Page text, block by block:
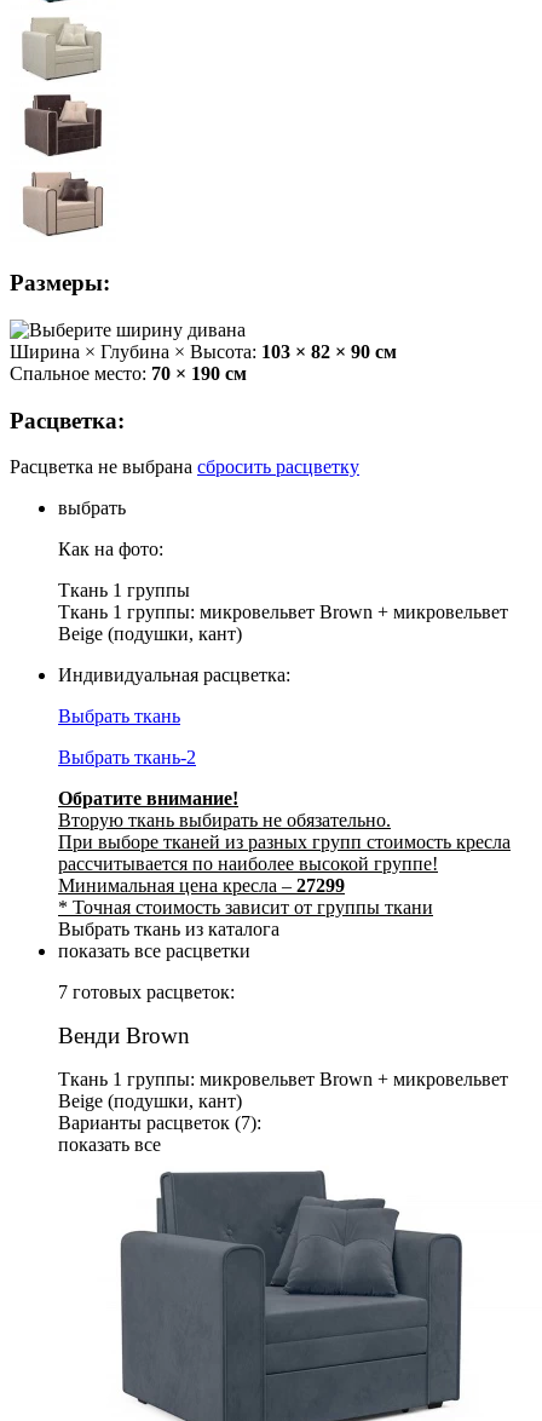
Размеры:
Ширина × Глубина × Высота: 103 × 82 × 90 см
Спальное место: 70 × 190 см
Расцветка:
Расцветка не выбрана сбросить расцветку
выбрать
Как на фото:
Ткань 1 группы
Ткань 1 группы: микровельвет Brown + микровельвет
Beige (подушки, кант)
Индивидуальная расцветка:
Выбрать ткань
Выбрать ткань-2
Обратите внимание!
Вторую ткань выбирать не обязательно.
При выборе тканей из разных групп стоимость кресла
рассчитывается по наиболее высокой группе!
Минимальная цена кресла – 27299
* Точная стоимость зависит от группы ткани
Выбрать ткань из каталога
показать все расцветки
7 готовых расцветок:
Венди Brown
Ткань 1 группы: микровельвет Brown + микровельвет
Beige (подушки, кант)
Варианты расцветок (7):
показать все